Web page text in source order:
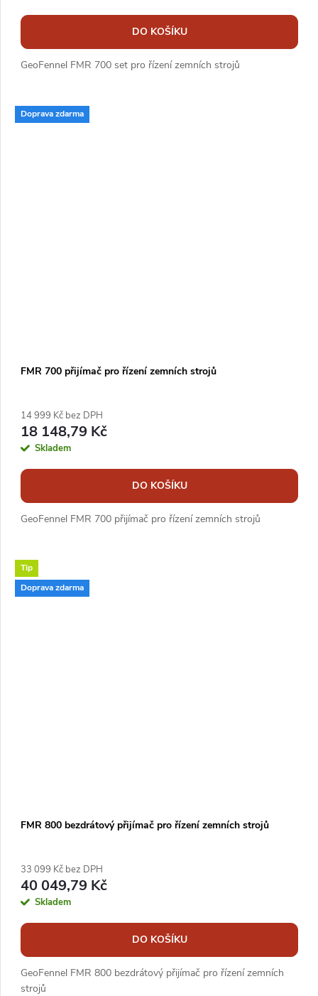
DO KOŠÍKU
GeoFennel FMR 700 set pro řízení zemních strojů
Doprava zdarma
FMR 700 přijímač pro řízení zemních strojů
14 999 Kč bez DPH
18 148,79 Kč
Skladem
DO KOŠÍKU
GeoFennel FMR 700 přijímač pro řízení zemních strojů
Tip
Doprava zdarma
FMR 800 bezdrátový přijímač pro řízení zemních strojů
33 099 Kč bez DPH
40 049,79 Kč
Skladem
DO KOŠÍKU
GeoFennel FMR 800 bezdrátový přijímač pro řízení zemních
strojů